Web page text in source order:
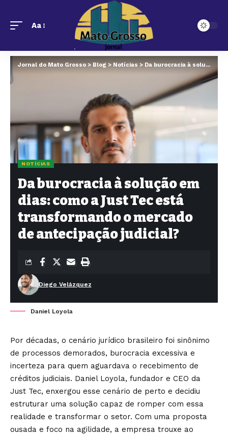
Aa
Jornal do Mato Grosso>Blog > Notícias > Da burocracia à solução em dias: como a Just Tec está transformando o mercado de antecipação judicial?
NOTÍCIAS
Da burocracia à solução em
dias: como a Just Tec está
transformando o mercado
de antecipação judicial?
Diego Velázquez
Daniel Loyola
Por décadas, o cenário jurídico brasileiro foi sinônimo
de processos demorados, burocracia excessiva e
incerteza para quem aguardava o recebimento de
créditos judiciais. Daniel Loyola, fundador e CEO da
Just Tec, enxergou esse cenário de perto e decidiu
estruturar uma solução capaz de romper com essa
realidade e transformar o setor. Com uma proposta
ousada e foco na agilidade, a empresa trouxe ao